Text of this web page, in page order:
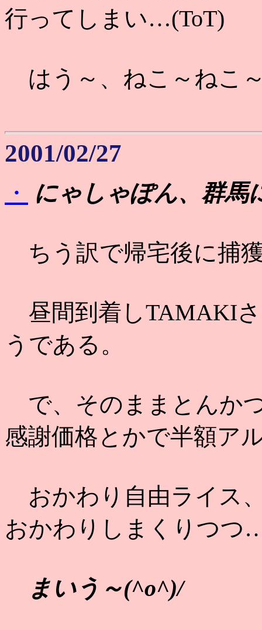
行ってしまい…(ToT)
はう～、ねこ～ねこ
2001/02/27
・ にゃしゃぽん、群馬
ちう訳で帰宅後に捕
昼間到着しTAMAKI
うである。
で、そのままとんか
感謝価格とかで半額ア
おかわり自由ライス
おかわりしまくりつつ
まいう～(^o^)/